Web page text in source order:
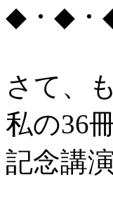
◆・◆・
さて、
私の36
記念講